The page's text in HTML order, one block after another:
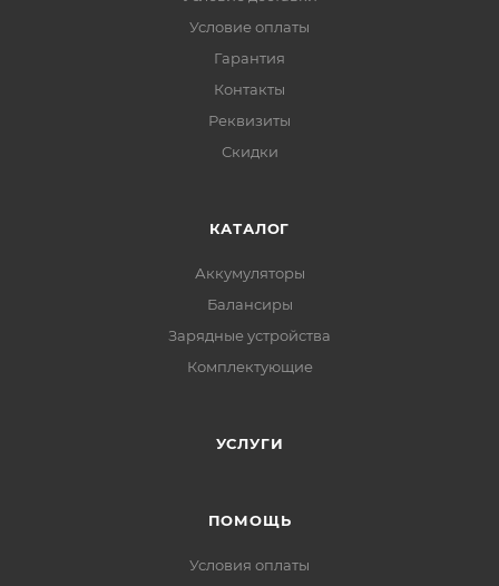
Условие оплаты
Гарантия
Контакты
Реквизиты
Скидки
КАТАЛОГ
Аккумуляторы
Балансиры
Зарядные устройства
Комплектующие
УСЛУГИ
ПОМОЩЬ
Условия оплаты